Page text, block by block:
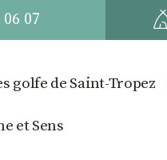
07
golfe de Saint-Tropez
et Sens